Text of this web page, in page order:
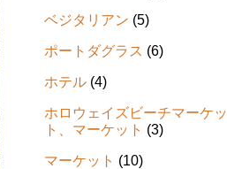
ベジタリアン (5)
ポートダグラス (6)
ホテル (4)
ホロウェイズビーチマーケッ
ト、マーケット (3)
マーケット (10)